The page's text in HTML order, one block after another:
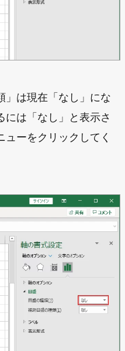
」は現在「なし」にな
には「なし」と表示さ
ーをクリックしてく